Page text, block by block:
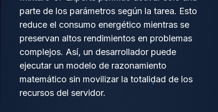
parte de los parámetros según la tarea. Esto
reduce el consumo energético mientras se
preservan altos rendimientos en problemas
complejos. Así, un desarrollador puede
ejecutar un modelo de razonamiento
matemático sin movilizar la totalidad de los
recursos del servidor.